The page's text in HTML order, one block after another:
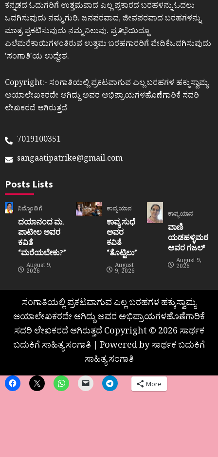
ಕನ್ನಡದ ಓದುಗರಿಗೆ ಉತ್ತಮವಾದ ಎಲ್ಲ ಪ್ರಕಾರದ ಬರಹಳನ್ನು ಓದಲು
ಒದಗಿಸುವುದು ನಮ್ಮ ಗುರಿ. ಜನಪರವಾದ, ಜೀವಪರವಾದ ಬರಹಗಳನ್ನು
ಮಾತ್ರ ಪ್ರಕಟಿಸುವುದು ನಮ್ಮ ನಿಲುವು. ಪ್ರತಿಭೆಯಿದ್ದೂ
ಎಲೆಮರೆಕಾಯಿಗಳಂತಿರುವ ಉತ್ತಮ ಬರಹಗಾರರಿಗೆ ವೇದಿಕೆಒದಗಿಸುವುದು
ʼಸಂಗಾತಿʼಯ ಉದ್ದೇಶ.
Copyright:- ಸಂಗಾತಿಯಲ್ಲಿ ಪ್ರಕಟವಾಗುವ ಎಲ್ಲ ಬರಹಗಳ ಹಕ್ಕುಸ್ವಾಮ್ಯ
ಆಯಾಲೇಖಕರದೇ ಆಗಿದ್ದು ಅವರ ಅಭಿಪ್ರಾಯಗಳಹೊಣೆಗಾರಿಕೆ ಸದರಿ
ಲೇಖಕರದೆ ಆಗಿರುತ್ತದೆ
7019100351
sangaatipatrike@gmail.com
Posts Lists
ನಿಮ್ಮೊಂದಿಗೆ
ದಯಾನಂದ ಮ.
ಪಾಟೀಲ ಅವರ
ಕವಿತೆ
“ಮರೆಯಬೇಕು?”
August 9,
2026
ಕಾವ್ಯಯಾನ
ಕಾವ್ಯ ಸುಧೆ
ಅವರ
ಕವಿತೆ
“ತೊಟ್ಟಿಲು”
August
9, 2026
ಕಾವ್ಯಯಾನ
ವಾಣಿ
ಯಡಹಳ್ಳಿಮಠ
ಅವರ ಗಜಲ್
August 9,
2026
ಸಂಗಾತಿಯಲ್ಲಿ ಪ್ರಕಟವಾಗುವ ಎಲ್ಲ ಬರಹಗಳ ಹಕ್ಕುಸ್ವಾಮ್ಯ
ಆಯಾಲೇಖಕರದೇ ಆಗಿದ್ದು ಅವರ ಅಭಿಪ್ರಾಯಗಳಹೊಣೆಗಾರಿಕೆ
ಸದರಿ ಲೇಖಕರದೆ ಆಗಿರುತ್ತದೆ Copyright © 2026 ಸಾರ್ಥಕ
ಬದುಕಿಗೆ ಸಾಹಿತ್ಯ ಸಂಗಾತಿ | Powered by ಸಾರ್ಥಕ ಬದುಕಿಗೆ
ಸಾಹಿತ್ಯ ಸಂಗಾತಿ
More